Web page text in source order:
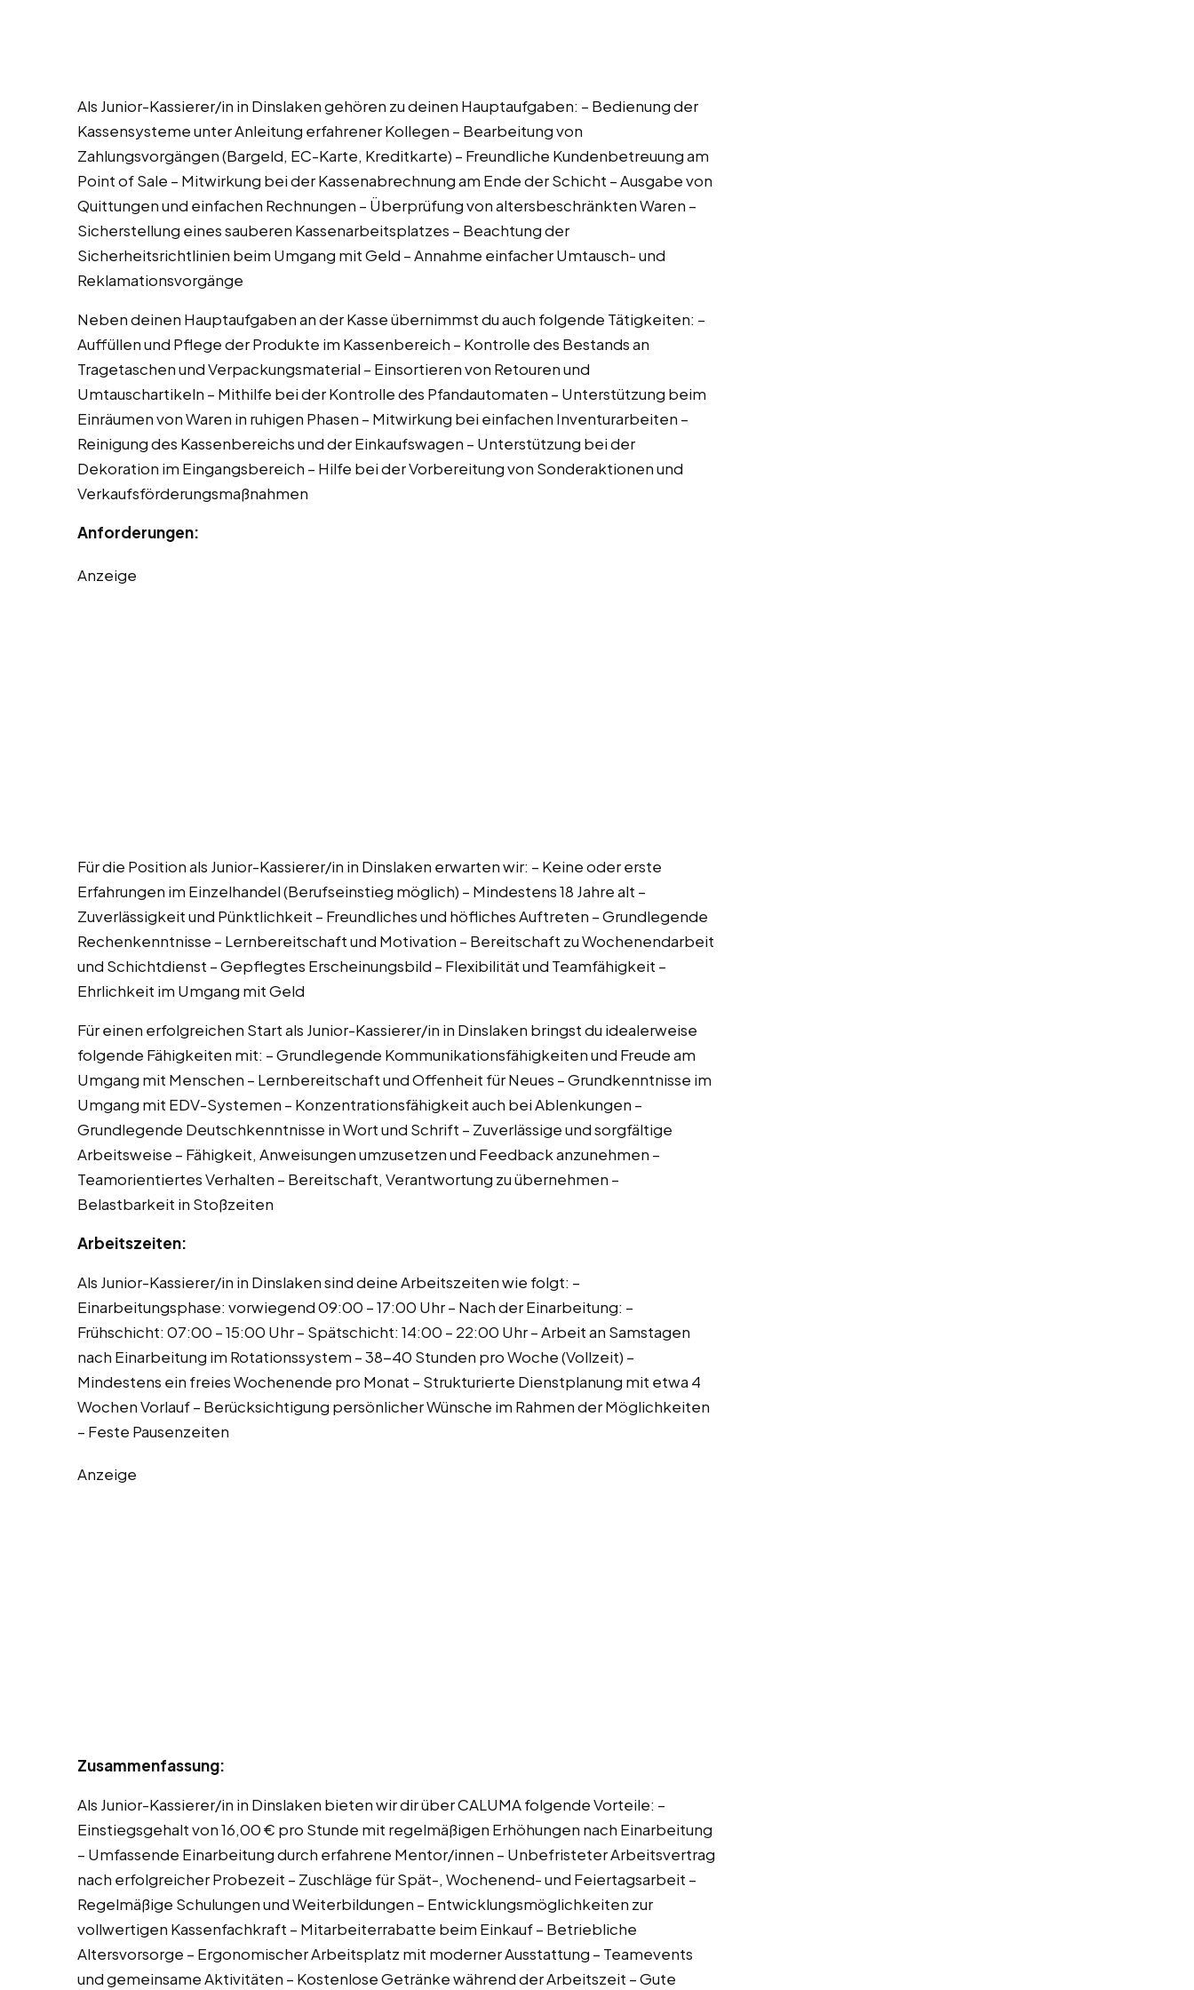
Als Junior-Kassierer/in in Dinslaken gehören zu deinen Hauptaufgaben: – Bedienung der
Kassensysteme unter Anleitung erfahrener Kollegen – Bearbeitung von
Zahlungsvorgängen (Bargeld, EC-Karte, Kreditkarte) – Freundliche Kundenbetreuung am
Point of Sale – Mitwirkung bei der Kassenabrechnung am Ende der Schicht – Ausgabe von
Quittungen und einfachen Rechnungen – Überprüfung von altersbeschränkten Waren –
Sicherstellung eines sauberen Kassenarbeitsplatzes – Beachtung der
Sicherheitsrichtlinien beim Umgang mit Geld – Annahme einfacher Umtausch- und
Reklamationsvorgänge
Neben deinen Hauptaufgaben an der Kasse übernimmst du auch folgende Tätigkeiten: –
Auffüllen und Pflege der Produkte im Kassenbereich – Kontrolle des Bestands an
Tragetaschen und Verpackungsmaterial – Einsortieren von Retouren und
Umtauschartikeln – Mithilfe bei der Kontrolle des Pfandautomaten – Unterstützung beim
Einräumen von Waren in ruhigen Phasen – Mitwirkung bei einfachen Inventurarbeiten –
Reinigung des Kassenbereichs und der Einkaufswagen – Unterstützung bei der
Dekoration im Eingangsbereich – Hilfe bei der Vorbereitung von Sonderaktionen und
Verkaufsförderungsmaßnahmen
Anforderungen:
Anzeige
Für die Position als Junior-Kassierer/in in Dinslaken erwarten wir: – Keine oder erste
Erfahrungen im Einzelhandel (Berufseinstieg möglich) – Mindestens 18 Jahre alt –
Zuverlässigkeit und Pünktlichkeit – Freundliches und höfliches Auftreten – Grundlegende
Rechenkenntnisse – Lernbereitschaft und Motivation – Bereitschaft zu Wochenendarbeit
und Schichtdienst – Gepflegtes Erscheinungsbild – Flexibilität und Teamfähigkeit –
Ehrlichkeit im Umgang mit Geld
Für einen erfolgreichen Start als Junior-Kassierer/in in Dinslaken bringst du idealerweise
folgende Fähigkeiten mit: – Grundlegende Kommunikationsfähigkeiten und Freude am
Umgang mit Menschen – Lernbereitschaft und Offenheit für Neues – Grundkenntnisse im
Umgang mit EDV-Systemen – Konzentrationsfähigkeit auch bei Ablenkungen –
Grundlegende Deutschkenntnisse in Wort und Schrift – Zuverlässige und sorgfältige
Arbeitsweise – Fähigkeit, Anweisungen umzusetzen und Feedback anzunehmen –
Teamorientiertes Verhalten – Bereitschaft, Verantwortung zu übernehmen –
Belastbarkeit in Stoßzeiten
Arbeitszeiten:
Als Junior-Kassierer/in in Dinslaken sind deine Arbeitszeiten wie folgt: –
Einarbeitungsphase: vorwiegend 09:00 – 17:00 Uhr – Nach der Einarbeitung: –
Frühschicht: 07:00 – 15:00 Uhr – Spätschicht: 14:00 – 22:00 Uhr – Arbeit an Samstagen
nach Einarbeitung im Rotationssystem – 38-40 Stunden pro Woche (Vollzeit) –
Mindestens ein freies Wochenende pro Monat – Strukturierte Dienstplanung mit etwa 4
Wochen Vorlauf – Berücksichtigung persönlicher Wünsche im Rahmen der Möglichkeiten
– Feste Pausenzeiten
Anzeige
Zusammenfassung:
Als Junior-Kassierer/in in Dinslaken bieten wir dir über CALUMA folgende Vorteile: –
Einstiegsgehalt von 16,00 € pro Stunde mit regelmäßigen Erhöhungen nach Einarbeitung
– Umfassende Einarbeitung durch erfahrene Mentor/innen – Unbefristeter Arbeitsvertrag
nach erfolgreicher Probezeit – Zuschläge für Spät-, Wochenend- und Feiertagsarbeit –
Regelmäßige Schulungen und Weiterbildungen – Entwicklungsmöglichkeiten zur
vollwertigen Kassenfachkraft – Mitarbeiterrabatte beim Einkauf – Betriebliche
Altersvorsorge – Ergonomischer Arbeitsplatz mit moderner Ausstattung – Teamevents
und gemeinsame Aktivitäten – Kostenlose Getränke während der Arbeitszeit – Gute